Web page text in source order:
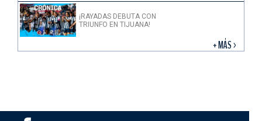
¡RAYADAS DEBUTA CON
TRIUNFO EN TIJUANA!
+ MÁS >